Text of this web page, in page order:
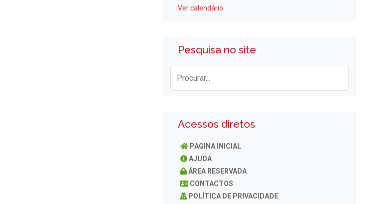
Ver calendário
Pesquisa no site
Acessos diretos
PAGINA INICIAL
AJUDA
ÁREA RESERVADA
CONTACTOS
POLÍTICA DE PRIVACIDADE